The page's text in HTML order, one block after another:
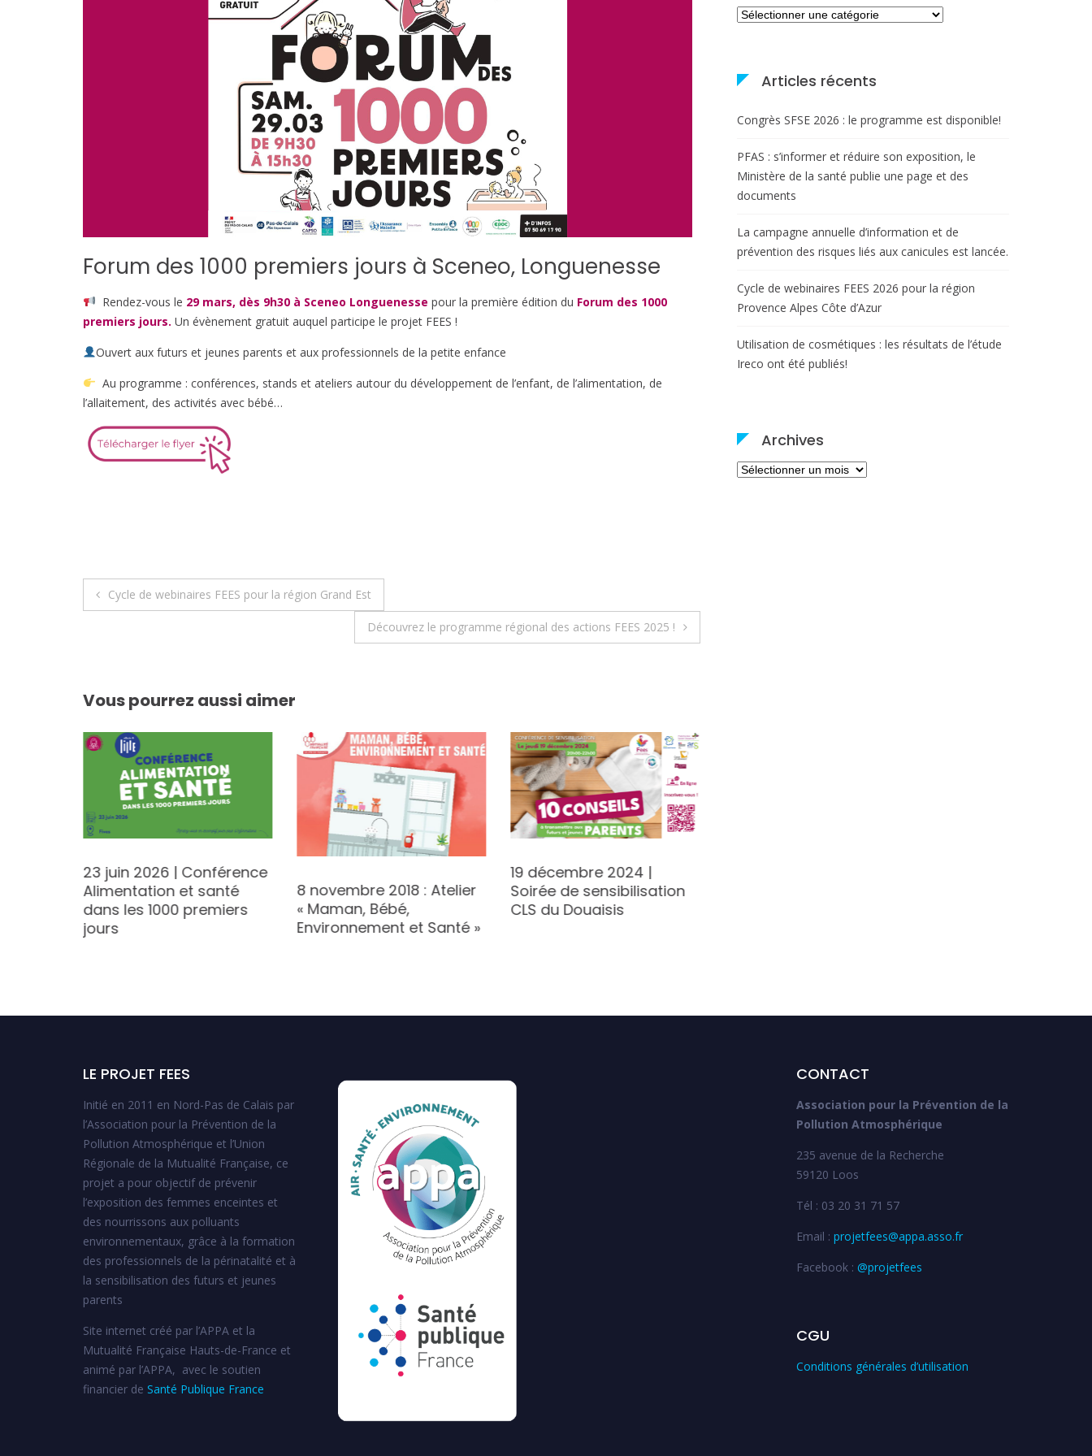
Forum des 1000 premiers jours à Sceneo, Longuenesse
Rendez-vous le 29 mars, dès 9h30 à Sceneo Longuenesse pour la première édition du Forum des 1000
premiers jours. Un évènement gratuit auquel participe le projet FEES !
Ouvert aux futurs et jeunes parents et aux professionnels de la petite enfance
Au programme : conférences, stands et ateliers autour du développement de l’enfant, de l’alimentation, de
l’allaitement, des activités avec bébé…
Navigation
Cycle de webinaires FEES pour la région Grand Est
Découvrez le programme régional des actions FEES 2025 !
Vous pourrez aussi aimer
23 juin 2026 | Conférence
Alimentation et santé
dans les 1000 premiers
jours
8 novembre 2018 : Atelier
« Maman, Bébé,
Environnement et Santé »
19 décembre 2024 |
Soirée de sensibilisation
CLS du Douaisis
Catégories
Articles récents
Congrès SFSE 2026 : le programme est disponible!
PFAS : s’informer et réduire son exposition, le
Ministère de la santé publie une page et des
documents
La campagne annuelle d’information et de
prévention des risques liés aux canicules est lancée.
Cycle de webinaires FEES 2026 pour la région
Provence Alpes Côte d’Azur
Utilisation de cosmétiques : les résultats de l’étude
Ireco ont été publiés!
Archives
Archives
LE PROJET FEES
Initié en 2011 en Nord-Pas de Calais par
l’Association pour la Prévention de la
Pollution Atmosphérique et l’Union
Régionale de la Mutualité Française, ce
projet a pour objectif de prévenir
l’exposition des femmes enceintes et
des nourrissons aux polluants
environnementaux, grâce à la formation
des professionnels de la périnatalité et à
la sensibilisation des futurs et jeunes
parents
Site internet créé par l’APPA et la
Mutualité Française Hauts-de-France et
animé par l’APPA, avec le soutien
financier de Santé Publique France
CONTACT
Association pour la Prévention de la
Pollution Atmosphérique
235 avenue de la Recherche
59120 Loos
Tél : 03 20 31 71 57
Email : projetfees@appa.asso.fr
Facebook : @projetfees
CGU
Conditions générales d’utilisation